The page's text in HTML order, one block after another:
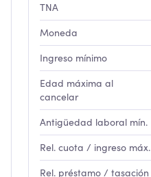
TNA
Moneda
Ingreso mínimo
Edad máxima al
cancelar
Antigüedad laboral mín.
Rel. cuota / ingreso máx.
Rel. préstamo / tasación